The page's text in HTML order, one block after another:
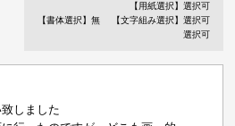
【用紙選択】選択可
【書体選択】無
【文字組み選択】選択可
選択可
しました